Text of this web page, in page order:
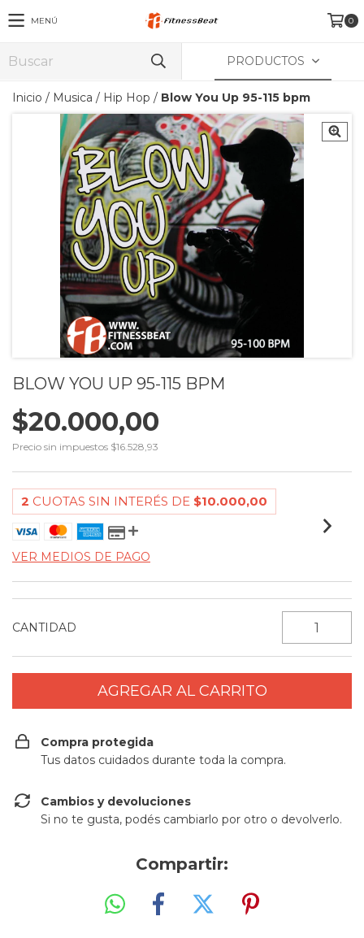
MENÚ 0
PRODUCTOS
Inicio / Musica / Hip Hop / Blow You Up 95-115 bpm
BLOW YOU UP 95-115 BPM
$20.000,00
Precio sin impuestos $16.528,93
2 CUOTAS SIN INTERÉS DE $10.000,00
VER MEDIOS DE PAGO
CANTIDAD
Compra protegida
Tus datos cuidados durante toda la compra.
Cambios y devoluciones
Si no te gusta, podés cambiarlo por otro o devolverlo.
Compartir: